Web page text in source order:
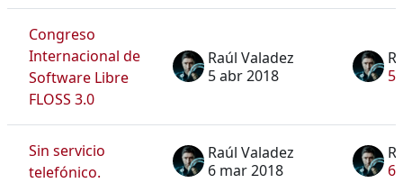
Congreso
Internacional de
Software Libre
FLOSS 3.0
Raúl Valadez
5 abr 2018
5
Sin servicio
telefónico.
Raúl Valadez
6 mar 2018
6